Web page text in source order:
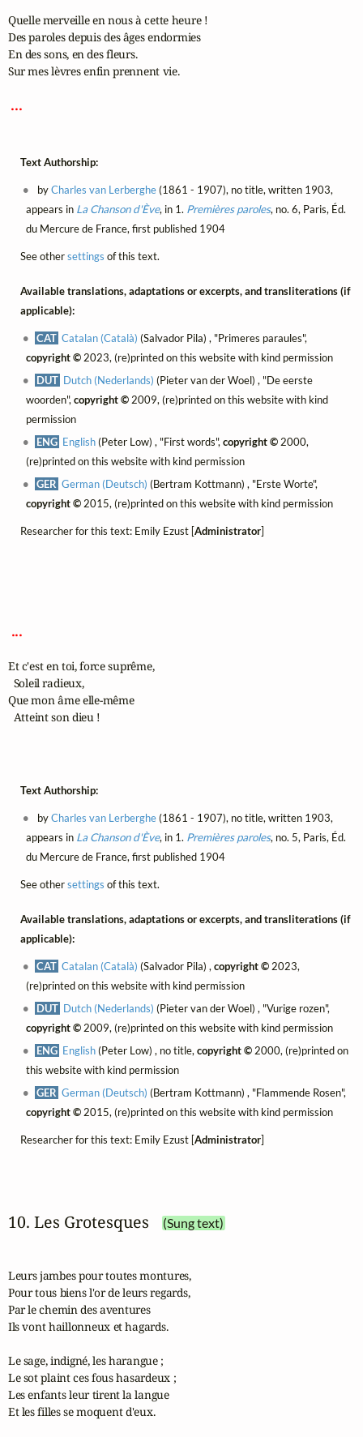
Quelle merveille en nous à cette heure !
Des paroles depuis des âges endormies
En des sons, en des fleurs.
Sur mes lèvres enfin prennent vie.
...
Text Authorship:
byCharles van Lerberghe(1861 - 1907), no title, written 1903,
appears in La Chanson d'Ève, in 1. Premières paroles, no. 6, Paris, Éd.
du Mercure de France, first published 1904
See othersettings of this text.
Available translations, adaptations or excerpts, and transliterations (if
applicable):
CAT Catalan (Català) (Salvador Pila) , "Primeres paraules",
copyright ©2023, (re)printed on this website with kind permission
DUT Dutch (Nederlands) (Pieter van der Woel) , "De eerste
woorden", copyright ©2009, (re)printed on this website with kind
permission
ENG English(Peter Low) , "First words",copyright © 2000,
(re)printed on this website with kind permission
GER German (Deutsch) (Bertram Kottmann) , "Erste Worte",
copyright ©2015, (re)printed on this website with kind permission
Researcher for this text: Emily Ezust [Administrator]
...
Et c'est en toi, force suprême,
  Soleil radieux,
Que mon âme elle-même
  Atteint son dieu !
Text Authorship:
byCharles van Lerberghe(1861 - 1907), no title, written 1903,
appears in La Chanson d'Ève, in 1. Premières paroles, no. 5, Paris, Éd.
du Mercure de France, first published 1904
See othersettings of this text.
Available translations, adaptations or excerpts, and transliterations (if
applicable):
CAT Catalan (Català) (Salvador Pila) ,copyright © 2023,
(re)printed on this website with kind permission
DUT Dutch (Nederlands) (Pieter van der Woel) , "Vurige rozen",
copyright ©2009, (re)printed on this website with kind permission
ENG English(Peter Low) , no title,copyright © 2000, (re)printed on
this website with kind permission
GER German (Deutsch) (Bertram Kottmann) , "Flammende Rosen",
copyright ©2015, (re)printed on this website with kind permission
Researcher for this text: Emily Ezust [Administrator]
10. Les Grotesques (Sung text)
Leurs jambes pour toutes montures,
Pour tous biens l'or de leurs regards,
Par le chemin des aventures
Ils vont haillonneux et hagards.
Le sage, indigné, les harangue ;
Le sot plaint ces fous hasardeux ;
Les enfants leur tirent la langue
Et les filles se moquent d'eux.